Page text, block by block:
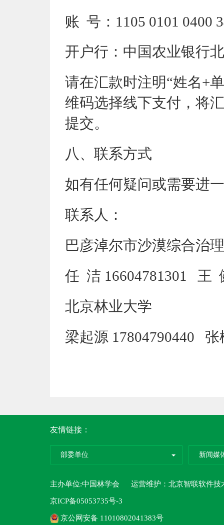
账 号： 1105 0101 0400
开户行：中国农业银行
请在汇款时注明“姓名+
维码选择线下支付，将
提交。
八 、联系方式
如有任何疑问或需要进
联系人：
巴彦淖尔市沙漠综合治
任 洁 16604781301 王
北京林业大学
梁起源 17804790440 张
友情链接：
部委单位 新闻媒
主办单位:中国林学会 运营维护： 北京智联软件技
京ICP备05053735号-3
京公网安备 11010802041383号